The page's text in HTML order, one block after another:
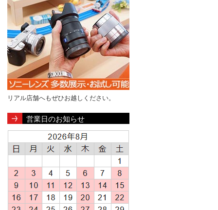
リアル店舗へもぜひお越しください。
営業日のお知らせ